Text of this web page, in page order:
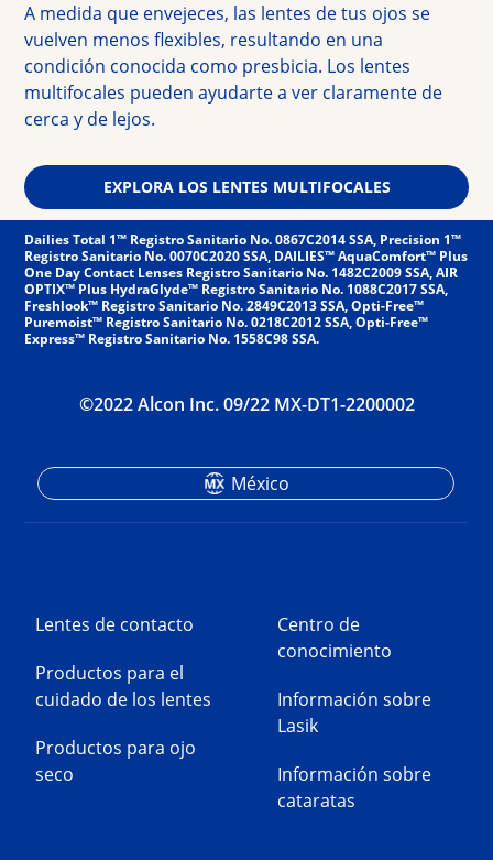
A medida que envejeces, las lentes de tus ojos se
vuelven menos flexibles, resultando en una
condición conocida como presbicia. Los lentes
multifocales pueden ayudarte a ver claramente de
cerca y de lejos.
EXPLORA LOS LENTES MULTIFOCALES
Dailies Total 1™ Registro Sanitario No. 0867C2014 SSA, Precision 1™
Registro Sanitario No. 0070C2020 SSA, DAILIES™ AquaComfort™ Plus
One Day Contact Lenses Registro Sanitario No. 1482C2009 SSA, AIR
OPTIX™ Plus HydraGlyde™ Registro Sanitario No. 1088C2017 SSA,
Freshlook™ Registro Sanitario No. 2849C2013 SSA, Opti-Free™
Puremoist™ Registro Sanitario No. 0218C2012 SSA, Opti-Free™
Express™ Registro Sanitario No. 1558C98 SSA.
©2022 Alcon Inc. 09/22 MX-DT1-2200002
Lentes de contacto
Productos para el
cuidado de los lentes
Productos para ojo
seco
Centro de
conocimiento
Información sobre
Lasik
Información sobre
cataratas
México